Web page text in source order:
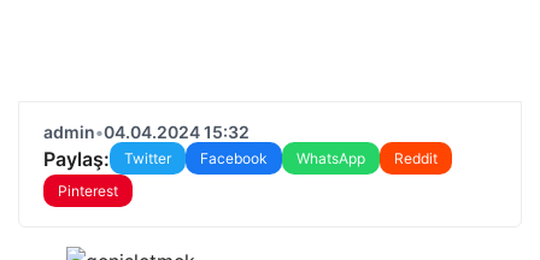
admin•04.04.2024 15:32
Paylaş: Twitter Facebook WhatsApp
Reddit
Pinterest